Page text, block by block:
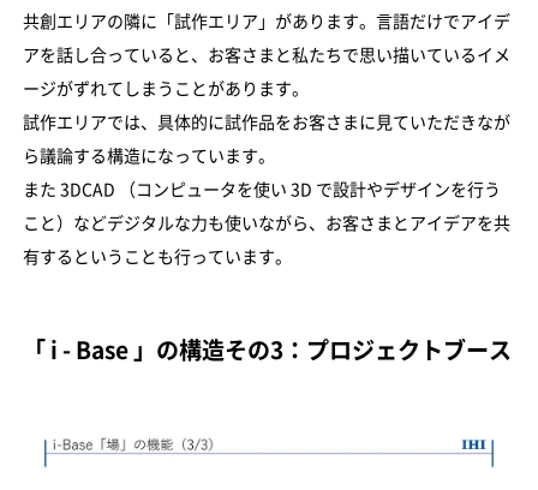
共創エリアの隣に「試作エリア」があります。言語だけでアイデ
アを話し合っていると、お客さまと私たちで思い描いているイメ
ージがずれてしまうことがあります。
試作エリアでは、具体的に試作品をお客さまに見ていただきなが
ら議論する構造になっています。
また 3DCAD （コンピュータを使い 3D で設計やデザインを行う
こと）などデジタルな力も使いながら、お客さまとアイデアを共
有するということも行っています。
「 i - Base 」の構造その3：プロジェクトブース